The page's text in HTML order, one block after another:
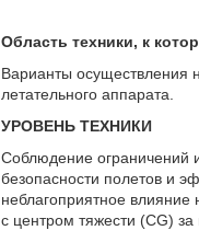
Область техники, к
Варианты осуществления
летательного аппарата.
УРОВЕНЬ ТЕХНИКИ
Соблюдение ограничений
безопасности полетов и
неблагоприятное влияние
с центром тяжести (CG)